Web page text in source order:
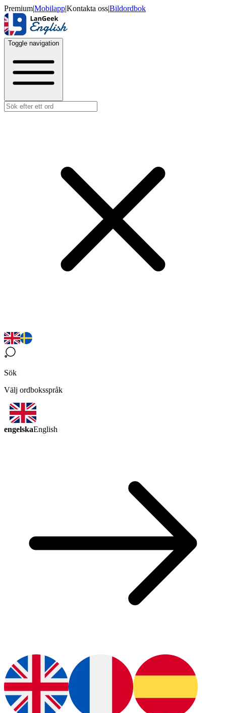
Premium|Mobilapp|Kontakta oss|Bildordbok
Toggle navigation
Sök
Välj ordboksspråk
engelskaEnglish